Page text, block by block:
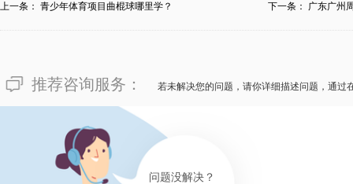
上一条： 青少年体育项目曲棍球哪里学？ 下一条： 广东广州
推荐咨询服务： 若未解决您的问题，请你详细描述问题，通过
问题没解决？